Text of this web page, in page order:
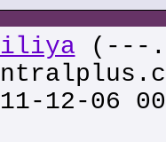
(---
12-06